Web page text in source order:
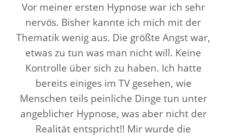
Vor meiner ersten Hypnose war ich sehr
nervös. Bisher kannte ich mich mit der
Thematik wenig aus. Die größte Angst war,
etwas zu tun was man nicht will. Keine
Kontrolle über sich zu haben. Ich hatte
bereits einiges im TV gesehen, wie
Menschen teils peinliche Dinge tun unter
angeblicher Hypnose, was aber nicht der
Realität entspricht!! Mir wurde die